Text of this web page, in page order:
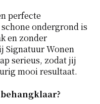
perfecte
ondergrond is
en zonder
Signatuur Wonen
serieus, zodat jij
mooi resultaat.